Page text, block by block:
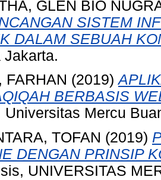
GLEN BIO
SISTEM
DALAM SEBUAH
Jakarta.
FARHAN (2019)
BERBASIS
Universitas Mercu
TOFAN (2019)
DENGAN PRINSIP
UNIVERSITAS